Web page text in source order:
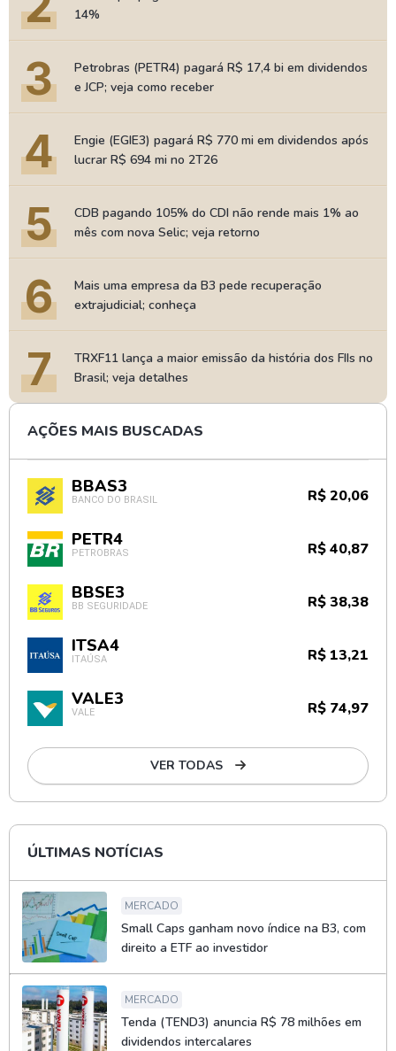
14%
3
Petrobras (PETR4) pagará R$ 17,4 bi em dividendos
e JCP; veja como receber
4
Engie (EGIE3) pagará R$ 770 mi em dividendos após
lucrar R$ 694 mi no 2T26
5
CDB pagando 105% do CDI não rende mais 1% ao
mês com nova Selic; veja retorno
6
Mais uma empresa da B3 pede recuperação
extrajudicial; conheça
7
TRXF11 lança a maior emissão da história dos FIIs no
Brasil; veja detalhes
AÇÕES MAIS BUSCADAS
BBAS3
BANCO DO BRASIL R$ 20,06
PETR4
PETROBRAS R$ 40,87
BBSE3
BB SEGURIDADE R$ 38,38
ITSA4
ITAÚSA R$ 13,21
VALE3
VALE R$ 74,97
VER TODAS
ÚLTIMAS NOTÍCIAS
MERCADO
Small Caps ganham novo índice na B3, com
direito a ETF ao investidor
MERCADO
Tenda (TEND3) anuncia R$ 78 milhões em
dividendos intercalares